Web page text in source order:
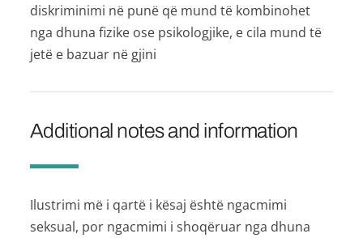
diskriminimi në punë që mund të kombinohet
nga dhuna fizike ose psikologjike, e cila mund të
jetë e bazuar në gjini
Additional notes and information
Ilustrimi më i qartë i kësaj është ngacmimi
seksual, por ngacmimi i shoqëruar nga dhuna